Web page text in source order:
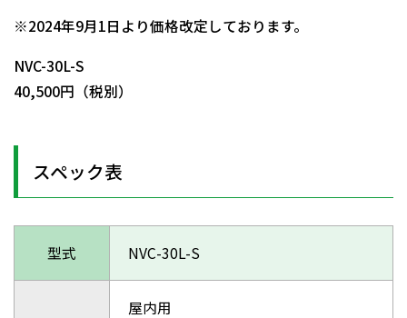
※2024年9月1日より価格改定しております。
NVC-30L-S
40,500円（税別）
スペック表
型式 NVC-30L-S
屋内用